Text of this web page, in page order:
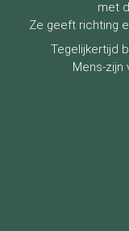
met
Ze geeft richting
Tegelijkertijd
Mens-zijn